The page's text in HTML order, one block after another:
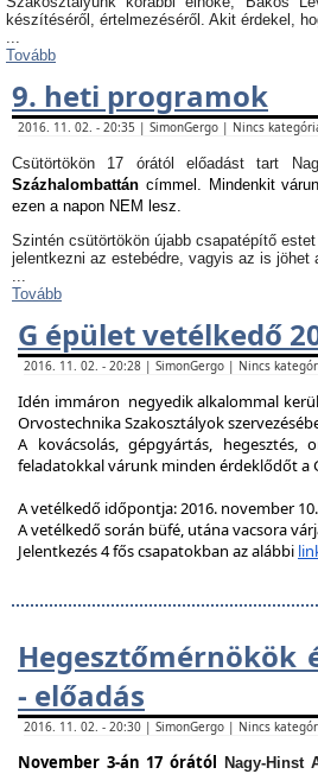
készítéséről, értelmezéséről. Akit érdekel,
...
Tovább
9. heti programok
2016. 11. 02. - 20:35 | SimonGergo | Nincs
Csütörtökön 17 órától előadást tart
Százhalombattán címmel. Mindenkit
ezen a napon NEM lesz.
Szintén csütörtökön újabb csapatépítő
jelentkezni az estebédre, vagyis az is jöhet
...
Tovább
G épület vetélkedő
2016. 11. 02. - 20:28 | SimonGergo | Nincs
Idén immáron negyedik alkalommal kerül
Orvostechnika Szakosztályok
A kovácsolás, gépgyártás, hegesztés,
feladatokkal várunk minden érdeklődőt a
A vetélkedő időpontja: 2016. november
A vetélkedő során büfé, utána vacsora
Jelentkezés 4 fős csapatokban az alábbi
Hegesztőmérnökök
- előadás
2016. 11. 02. - 20:30 | SimonGergo | Nincs
November 3-án 17 órától Nagy-Hinst